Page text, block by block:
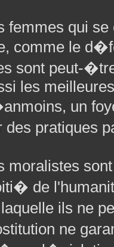
femmes qui
comme le
sont peut-
les
un
des pratiques
moralistes
de
ils ne
ne